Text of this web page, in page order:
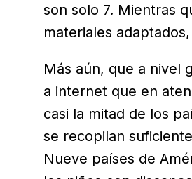
son solo 7. Mientras
materiales
Más aún, que a nivel
a internet que en
casi la mitad de los
se recopilan
Nueve países de